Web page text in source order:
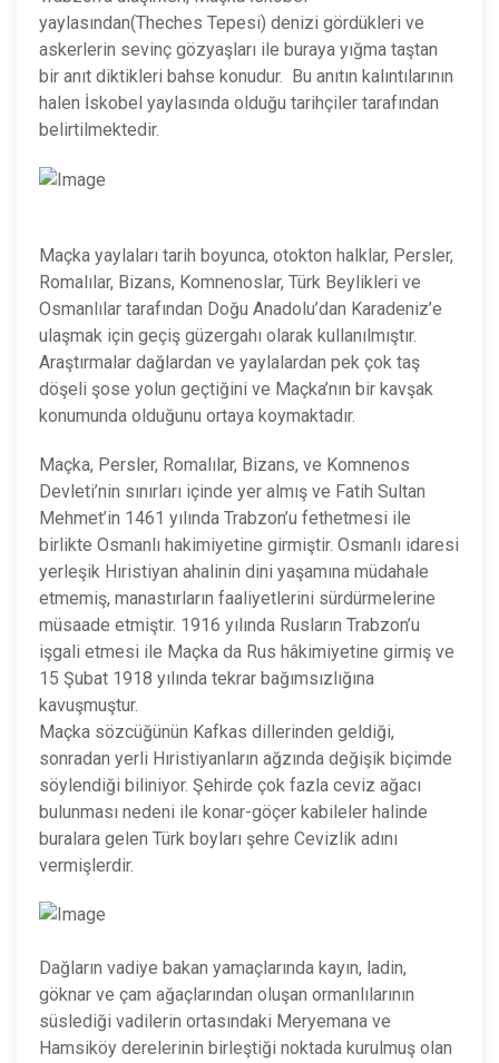
yaylasından(Theches Tepesi) denizi gördükleri ve
askerlerin sevinç gözyaşları ile buraya yığma taştan
bir anıt diktikleri bahse konudur. Bu anıtın kalıntılarının
halen İskobel yaylasında olduğu tarihçiler tarafından
belirtilmektedir.
Maçka yaylaları tarih boyunca, otokton halklar, Persler,
Romalılar, Bizans, Komnenoslar, Türk Beylikleri ve
Osmanlılar tarafından Doğu Anadolu’dan Karadeniz’e
ulaşmak için geçiş güzergahı olarak kullanılmıştır.
Araştırmalar dağlardan ve yaylalardan pek çok taş
döşeli şose yolun geçtiğini ve Maçka’nın bir kavşak
konumunda olduğunu ortaya koymaktadır.
Maçka, Persler, Romalılar, Bizans, ve Komnenos
Devleti’nin sınırları içinde yer almış ve Fatih Sultan
Mehmet’in 1461 yılında Trabzon’u fethetmesi ile
birlikte Osmanlı hakimiyetine girmiştir. Osmanlı idaresi
yerleşik Hıristiyan ahalinin dini yaşamına müdahale
etmemiş, manastırların faaliyetlerini sürdürmelerine
müsaade etmiştir. 1916 yılında Rusların Trabzon’u
işgali etmesi ile Maçka da Rus hâkimiyetine girmiş ve
15 Şubat 1918 yılında tekrar bağımsızlığına
kavuşmuştur.
Maçka sözcüğünün Kafkas dillerinden geldiği,
sonradan yerli Hıristiyanların ağzında değişik biçimde
söylendiği biliniyor. Şehirde çok fazla ceviz ağacı
bulunması nedeni ile konar-göçer kabileler halinde
buralara gelen Türk boyları şehre Cevizlik adını
vermişlerdir.
Dağların vadiye bakan yamaçlarında kayın, ladin,
göknar ve çam ağaçlarından oluşan ormanlılarının
süslediği vadilerin ortasındaki Meryemana ve
Hamsiköy derelerinin birleştiği noktada kurulmuş olan